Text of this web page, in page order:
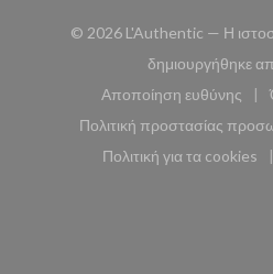
© 2026 L'Authentic — Η
δημιουργήθηκε
Αποποίηση ευθύνης
((ανοίγει σε
Πολιτική προστασίας
Πολιτική για τα cookies
((ανοίγει